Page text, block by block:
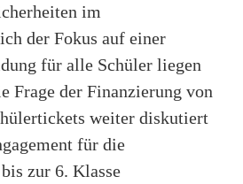
im
der Fokus auf einer
für alle Schüler liegen
Frage der Finanzierung von
weiter diskutiert
für die
zur 6. Klasse